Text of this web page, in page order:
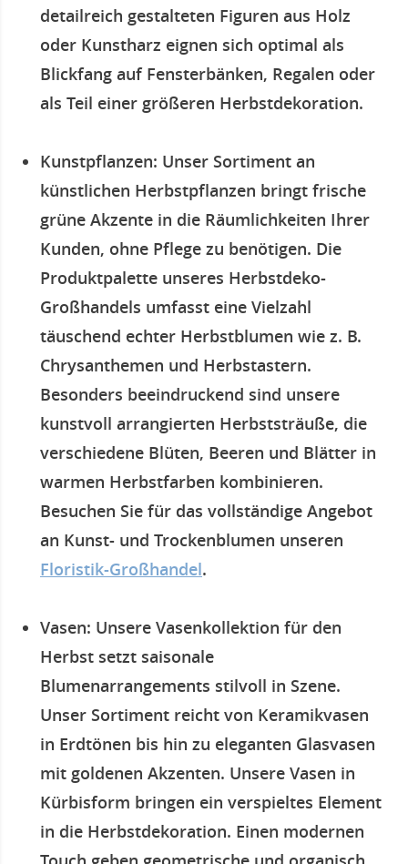
detailreich gestalteten Figuren aus Holz
oder Kunstharz eignen sich optimal als
Blickfang auf Fensterbänken, Regalen oder
als Teil einer größeren Herbstdekoration.
Kunstpflanzen: Unser Sortiment an
künstlichen Herbstpflanzen bringt frische
grüne Akzente in die Räumlichkeiten Ihrer
Kunden, ohne Pflege zu benötigen. Die
Produktpalette unseres Herbstdeko-
Großhandels umfasst eine Vielzahl
täuschend echter Herbstblumen wie z. B.
Chrysanthemen und Herbstastern.
Besonders beeindruckend sind unsere
kunstvoll arrangierten Herbststräuße, die
verschiedene Blüten, Beeren und Blätter in
warmen Herbstfarben kombinieren.
Besuchen Sie für das vollständige Angebot
an Kunst- und Trockenblumen unseren
Floristik-Großhandel.
Vasen: Unsere Vasenkollektion für den
Herbst setzt saisonale
Blumenarrangements stilvoll in Szene.
Unser Sortiment reicht von Keramikvasen
in Erdtönen bis hin zu eleganten Glasvasen
mit goldenen Akzenten. Unsere Vasen in
Kürbisform bringen ein verspieltes Element
in die Herbstdekoration. Einen modernen